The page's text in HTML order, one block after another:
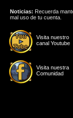
Visita nuestro
canal Youtube
Visita nuestra
Comunidad
Noticias: Recuerda
mal uso de tu cuenta.